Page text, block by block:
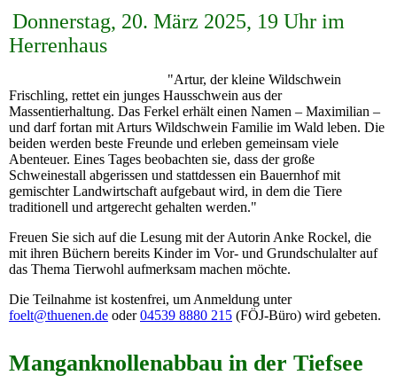
Donnerstag, 20. März 2025, 19 Uhr im
Herrenhaus
"Artur, der kleine Wildschwein
Frischling, rettet ein junges Hausschwein aus der
Massentierhaltung. Das Ferkel erhält einen Namen – Maximilian –
und darf fortan mit Arturs Wildschwein Familie im Wald leben. Die
beiden werden beste Freunde und erleben gemeinsam viele
Abenteuer. Eines Tages beobachten sie, dass der große
Schweinestall abgerissen und stattdessen ein Bauernhof mit
gemischter Landwirtschaft aufgebaut wird, in dem die Tiere
traditionell und artgerecht gehalten werden."
Freuen Sie sich auf die Lesung mit der Autorin Anke Rockel, die
mit ihren Büchern bereits Kinder im Vor- und Grundschulalter auf
das Thema Tierwohl aufmerksam machen möchte.
Die Teilnahme ist kostenfrei, um Anmeldung unter
foelt@thuenen.de oder04539 8880 215 (FÖJ-Büro) wird gebeten.
Manganknollenabbau in der Tiefsee